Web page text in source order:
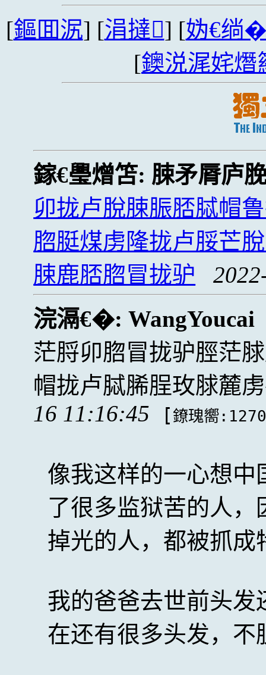
[鏂囬泦] [涓撻] [妫€绱
[鐭涚浘姹熸
鎵€璺熷笘: 脨矛脣庐
卯拢卢脫脨脤脴脦帽
脗脡煤虏隆拢卢脮芒
脨鹿脴脗冒拢驴
浣滆€�:WangYoucai
茫脟卯脗冒拢驴脛茫
帽拢卢脦脪脭玫脙麓
16 11:16:45
[鐐瑰嚮
像我这样的一心想
了很多监狱苦的人
掉光的人，都被抓成
我的爸爸去世前头
在还有很多头发，不